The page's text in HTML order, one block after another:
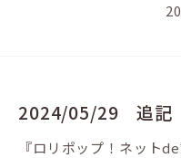
2024/05/29 追記
『ロリポップ！ネット